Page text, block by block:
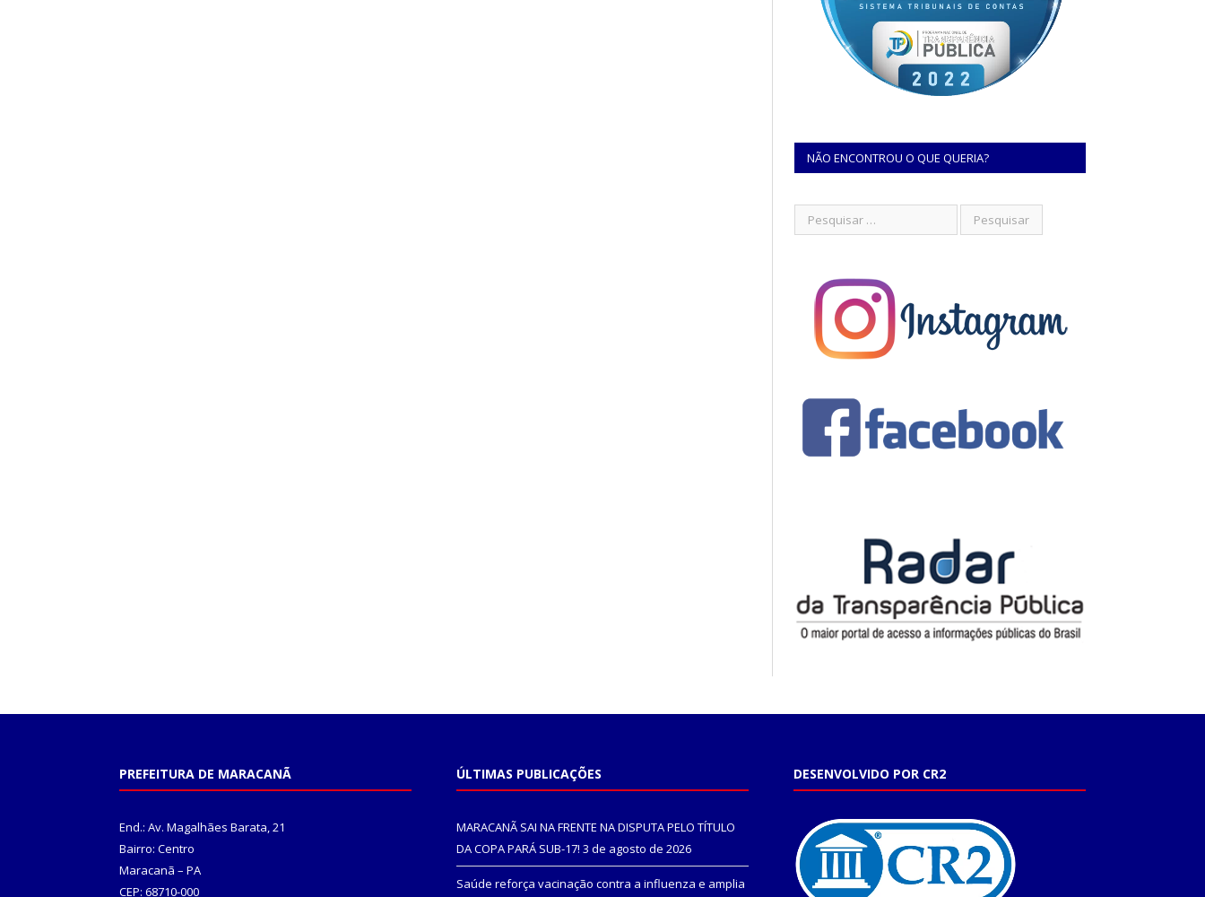
NÃO ENCONTROU O QUE QUERIA?
PREFEITURA DE MARACANÃ
End.: Av. Magalhães Barata, 21
Bairro: Centro
Maracanã – PA
CEP: 68710-000
ÚLTIMAS PUBLICAÇÕES
MARACANÃ SAI NA FRENTE NA DISPUTA PELO TÍTULO
DA COPA PARÁ SUB-17! 3 de agosto de 2026
Saúde reforça vacinação contra a influenza e amplia
DESENVOLVIDO POR CR2